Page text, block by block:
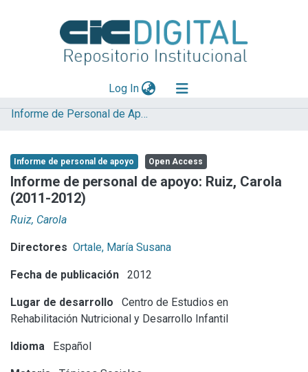
Log In(current)
Explorar
Aportar material
Statistics
Informe de Personal de Apoyo
Informe de personal de apoyo Open Access
Informe de personal de apoyo: Ruiz, Carola
(2011-2012)
Ruiz, Carola
Directores Ortale, María Susana
Fecha de publicación 2012
Lugar de desarrollo
Centro de Estudios en
Rehabilitación Nutricional y Desarrollo Infantil
Idioma Español